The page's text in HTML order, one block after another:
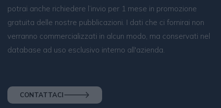
potrai anche richiedere l’invio per 1 mese in promozione
gratuita delle nostre pubblicazioni. I dati che ci fornirai non
verranno commercializzati in alcun modo, ma conservati nel
database ad uso esclusivo interno all'azienda.
CONTATTACI